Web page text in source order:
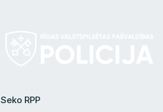
Seko RPP